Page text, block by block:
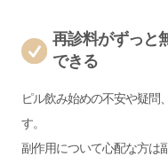
再診料がずっと
できる
ピル飲み始めの不安や疑問
す。
副作用について心配な方は